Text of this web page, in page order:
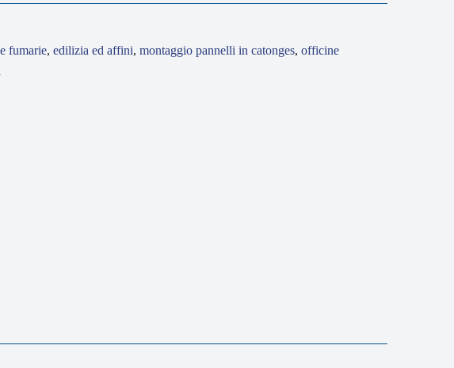
fumarie, edilizia ed affini, montaggio pannelli in catonges, officine